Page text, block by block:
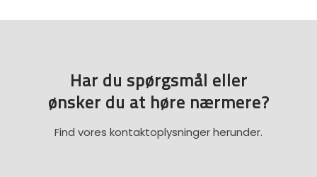
Har du spørgsmål eller
​ønsker du at høre nærmere?
Find vores kontaktoplysninger herunder.